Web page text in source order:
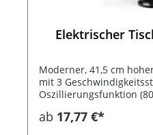
Elektrischer
Moderner, 41,5 cm
mit 3
Oszillierungsfunktion
ab 17,77 €*